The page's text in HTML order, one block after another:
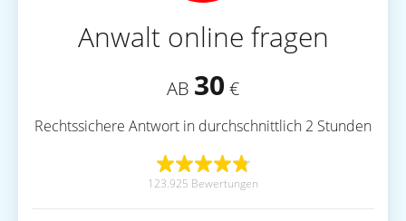
Anwalt online fragen
AB 30 €
Rechtssichere Antwort in durchschnittlich 2 Stunden
123.925 Bewertungen